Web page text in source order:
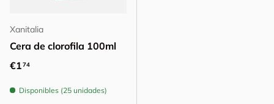
Xanitalia
Cera de clorofila 100ml
Precio normal
€174
Disponibles (25 unidades)